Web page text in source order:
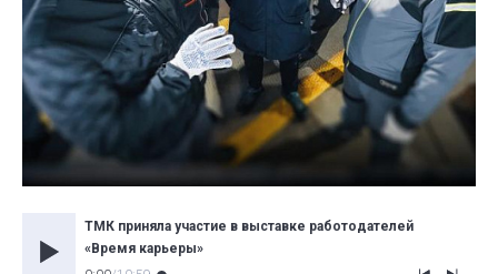
ТМК приняла участие в выставке работодателей
«Время карьеры»